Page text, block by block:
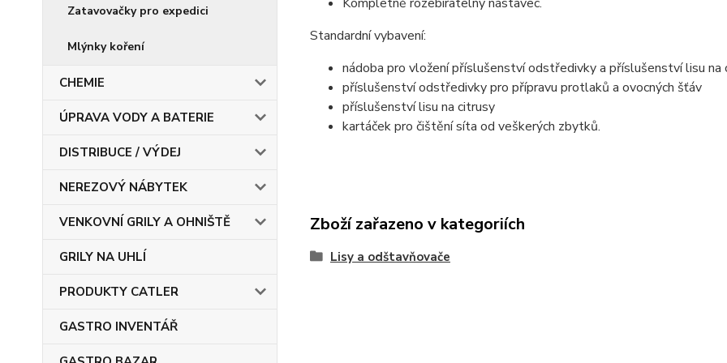
Zatavovačky pro expedici
Mlýnky koření
CHEMIE
ÚPRAVA VODY A BATERIE
DISTRIBUCE / VÝDEJ
NEREZOVÝ NÁBYTEK
VENKOVNÍ GRILY A OHNIŠTĚ
GRILY NA UHLÍ
PRODUKTY CATLER
GASTRO INVENTÁŘ
Standardní vybavení:
nádoba pro vložení příslušenství odstředivky a příslušenství lisu na
příslušenství odstředivky pro přípravu protlaků a ovocných šťáv
příslušenství lisu na citrusy
kartáček pro čištění síta od veškerých zbytků.
Zboží zařazeno v kategoriích
Lisy a odštavňovače